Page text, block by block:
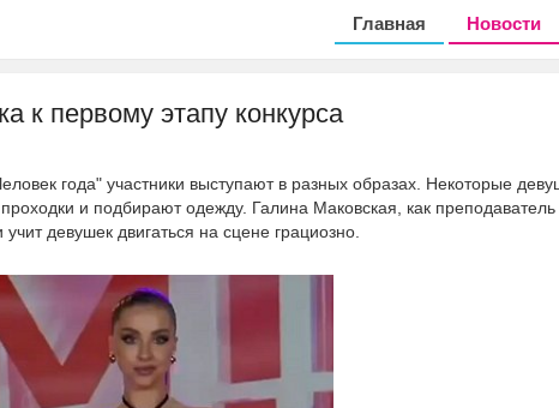
Главная Новости
к первому этапу конкурса
года" участники выступают в разных образах. Некоторые
и подбирают одежду. Галина Маковская, как преподаватель
девушек двигаться на сцене грациозно.